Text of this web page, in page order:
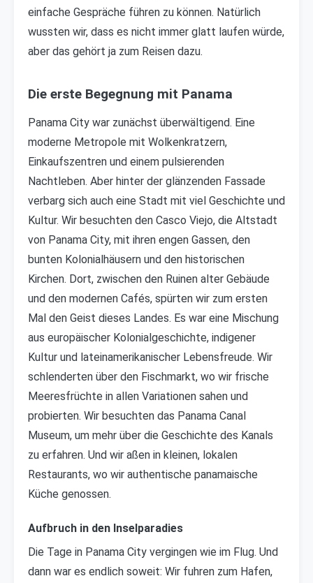
einfache Gespräche führen zu können. Natürlich
wussten wir, dass es nicht immer glatt laufen würde,
aber das gehört ja zum Reisen dazu.
Die erste Begegnung mit Panama
Panama City war zunächst überwältigend. Eine
moderne Metropole mit Wolkenkratzern,
Einkaufszentren und einem pulsierenden
Nachtleben. Aber hinter der glänzenden Fassade
verbarg sich auch eine Stadt mit viel Geschichte und
Kultur. Wir besuchten den Casco Viejo, die Altstadt
von Panama City, mit ihren engen Gassen, den
bunten Kolonialhäusern und den historischen
Kirchen. Dort, zwischen den Ruinen alter Gebäude
und den modernen Cafés, spürten wir zum ersten
Mal den Geist dieses Landes. Es war eine Mischung
aus europäischer Kolonialgeschichte, indigener
Kultur und lateinamerikanischer Lebensfreude. Wir
schlenderten über den Fischmarkt, wo wir frische
Meeresfrüchte in allen Variationen sahen und
probierten. Wir besuchten das Panama Canal
Museum, um mehr über die Geschichte des Kanals
zu erfahren. Und wir aßen in kleinen, lokalen
Restaurants, wo wir authentische panamaische
Küche genossen.
Aufbruch in den Inselparadies
Die Tage in Panama City vergingen wie im Flug. Und
dann war es endlich soweit: Wir fuhren zum Hafen,